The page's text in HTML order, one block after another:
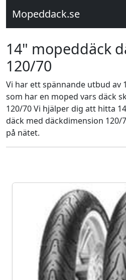
Mopeddack.se
14" mopeddäck
120/70
Vi har ett spännande utbud av
som har en moped vars däck
120/70 Vi hjälper dig att hitta
däck med däckdimension
på nätet.